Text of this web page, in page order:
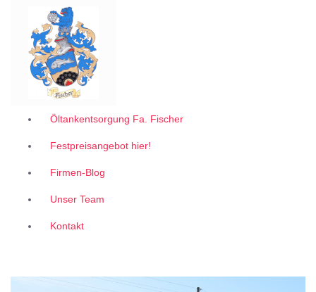
Garantiert zum 1A Festpreis
Öltankentsorgung Fa. Fischer
Festpreisangebot hier!
Firmen-Blog
Unser Team
Kontakt